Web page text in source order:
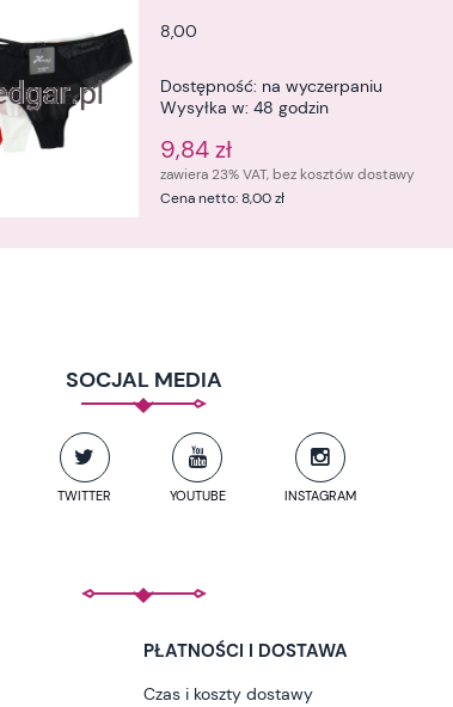
8,00
Dostępność: na wyczerpaniu
Wysyłka w: 48 godzin
9,84 zł
zawiera 23% VAT, bez kosztów dostawy
Cena netto:8,00 zł
SOCJAL MEDIA
TWITTER YOUTUBE INSTAGRAM
PŁATNOŚCI I DOSTAWA
Czas i koszty dostawy